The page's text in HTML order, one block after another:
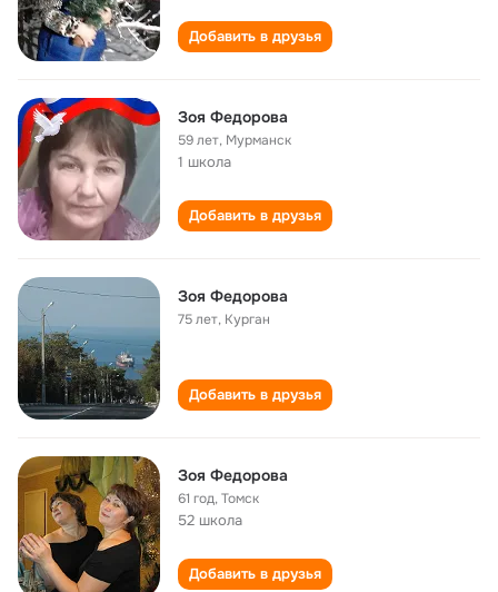
Добавить в друзья
Зоя Федорова
59 лет, Мурманск
1 школа
Добавить в друзья
Зоя Федорова
75 лет, Курган
Добавить в друзья
Зоя Федорова
61 год,Томск
52 школа
Добавить в друзья